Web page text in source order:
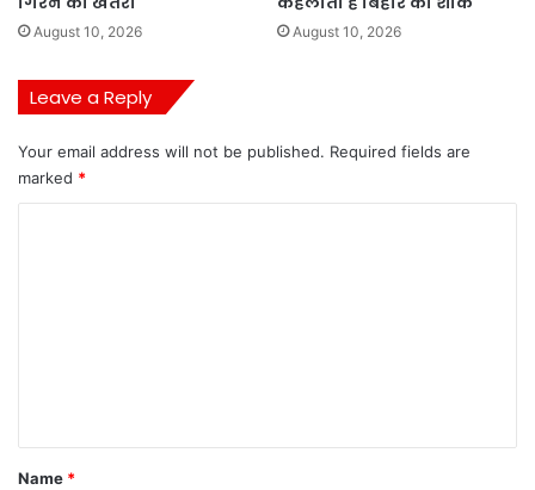
August 10, 2026 August 10, 2026
Leave a Reply
Your email address will not be published. Required fields are
marked *
*
Name *